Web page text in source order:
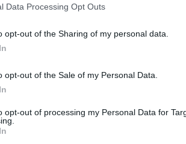
Data Processing Opt Outs
opt-out of the Sharing of my personal data.
opt-out of the Sale of my Personal Data.
opt-out of processing my Personal Data for